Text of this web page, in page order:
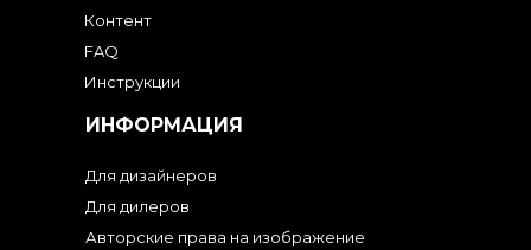
Контент
FAQ
Инструкции
ИНФОРМАЦИЯ
Для дизайнеров
Для дилеров
Авторские права на изображение